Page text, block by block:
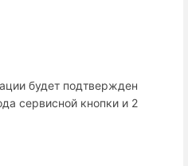
будет подтвержден
сервисной кнопки и 2